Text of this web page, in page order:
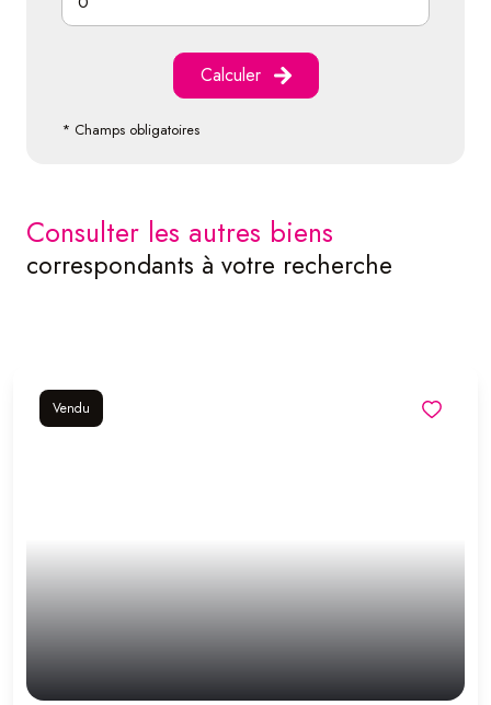
Calculer
* Champs obligatoires
consulter les autres biens
correspondants à votre recherche
Vendu